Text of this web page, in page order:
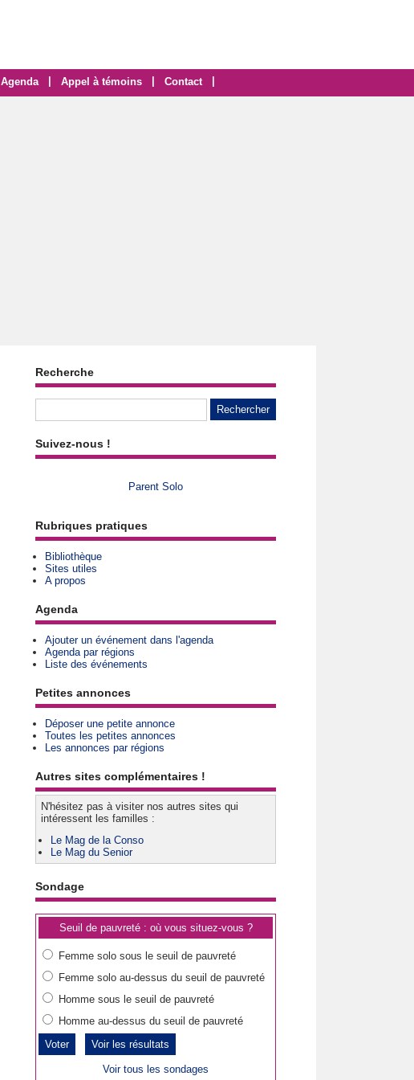
Agenda Appel à témoins Contact
Recherche
Suivez-nous !
Parent Solo
Rubriques pratiques
Bibliothèque
Sites utiles
A propos
Agenda
Ajouter un événement dans l'agenda
Agenda par régions
Liste des événements
Petites annonces
Déposer une petite annonce
Toutes les petites annonces
Les annonces par régions
Autres sites complémentaires !
N'hésitez pas à visiter nos autres sites qui
intéressent les familles :
Le Mag de la Conso
Le Mag du Senior
Sondage
Seuil de pauvreté : où vous situez-vous ?
Femme solo sous le seuil de pauvreté
Femme solo au-dessus du seuil de pauvreté
Homme sous le seuil de pauvreté
Homme au-dessus du seuil de pauvreté
Voir les résultats
Voir tous les sondages